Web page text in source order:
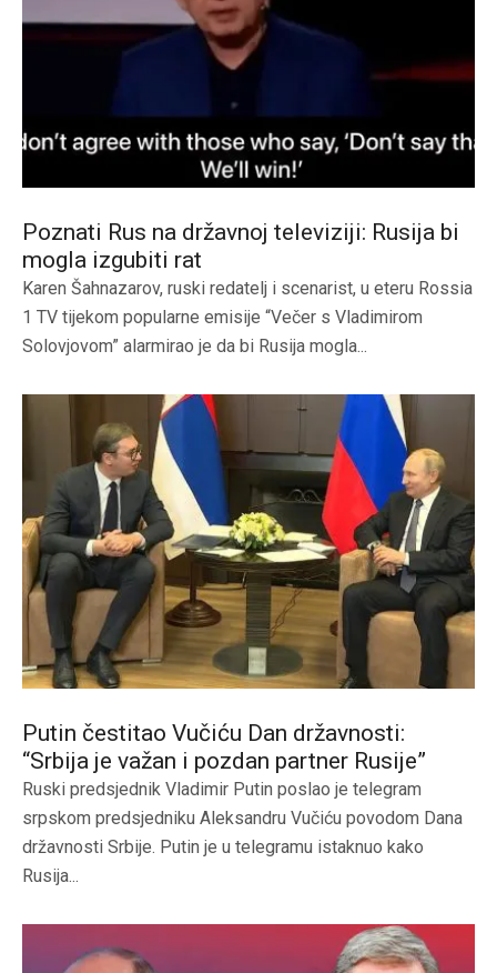
Poznati Rus na državnoj televiziji: Rusija bi
mogla izgubiti rat
Karen Šahnazarov, ruski redatelj i scenarist, u eteru Rossia
1 TV tijekom popularne emisije “Večer s Vladimirom
Solovjovom” alarmirao je da bi Rusija mogla...
Putin čestitao Vučiću Dan državnosti:
“Srbija je važan i pozdan partner Rusije”
Ruski predsjednik Vladimir Putin poslao je telegram
srpskom predsjedniku Aleksandru Vučiću povodom Dana
državnosti Srbije. Putin je u telegramu istaknuo kako
Rusija...